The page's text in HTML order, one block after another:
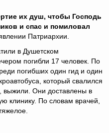
их душ, чтобы Господь
и спас и помиловал
Патриархии.
в Душетском
погибли 17 человек. По
погибших один гид и один
который свалился
выжили. Они доставлены в
клинику. По словам врачей,